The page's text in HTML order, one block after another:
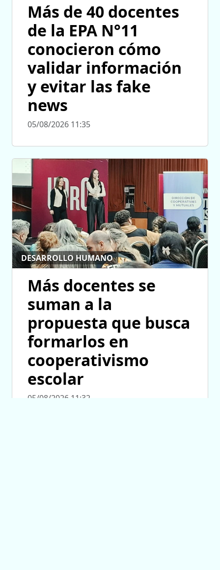
Más de 40 docentes
de la EPA N°11
conocieron cómo
validar información
y evitar las fake
news
05/08/2026 11:35
DESARROLLO HUMANO
Más docentes se
suman a la
propuesta que busca
formarlos en
cooperativismo
escolar
05/08/2026 11:32